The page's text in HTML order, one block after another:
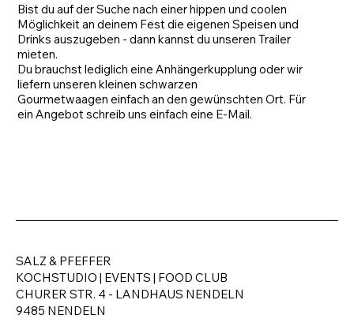
Bist du auf der Suche nach einer hippen und coolen
Möglichkeit an deinem Fest die eigenen Speisen und
Drinks auszugeben - dann kannst du unseren Trailer
mieten.
Du brauchst lediglich eine Anhängerkupplung oder wir
liefern unseren kleinen schwarzen
Gourmetwaagen einfach an den gewünschten Ort. Für
ein Angebot schreib uns einfach eine E-Mail.
SALZ & PFEFFER
KOCHSTUDIO | EVENTS | FOOD CLUB
CHURER STR. 4 - LANDHAUS NENDELN
9485 NENDELN